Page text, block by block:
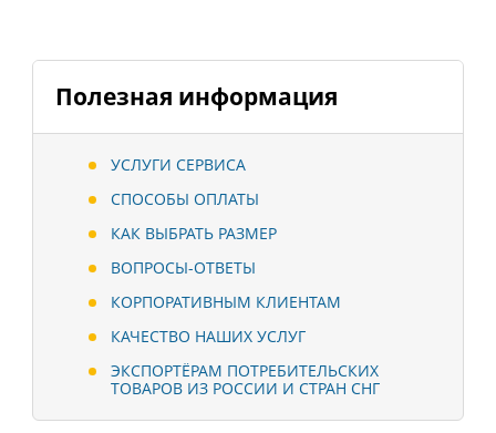
Полезная информация
УСЛУГИ СЕРВИСА
СПОСОБЫ ОПЛАТЫ
КАК ВЫБРАТЬ РАЗМЕР
ВОПРОСЫ-ОТВЕТЫ
КОРПОРАТИВНЫМ КЛИЕНТАМ
КАЧЕСТВО НАШИХ УСЛУГ
ЭКСПОРТЁРАМ ПОТРЕБИТЕЛЬСКИХ
ТОВАРОВ ИЗ РОССИИ И СТРАН СНГ